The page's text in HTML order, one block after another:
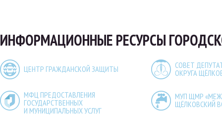
ИНФОРМАЦИОННЫЕ РЕСУРСЫ
ЦЕНТР ГРАЖДАНСКОЙ ЗАЩИТЫ
СОВЕТ
ОКРУГА
МФЦ ПРЕДОСТАВЛЕНИЯ
ГОСУДАРСТВЕННЫХ
И МУНИЦИПАЛЬНЫХ УСЛУГ
МУП ЩМР
ЩЁЛКОВСКИЙ